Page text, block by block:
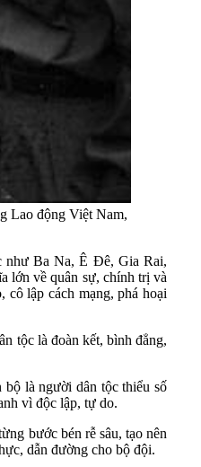
Lao động Việt Nam,
như Ba Na, Ê Đê, Gia Rai,
lớn về quân sự, chính trị và
lập cách mạng, phá hoại
tộc là đoàn kết, bình đẳng,
bộ là người dân tộc thiểu số
vì độc lập, tự do.
bước bén rễ sâu, tạo nên
dẫn đường cho bộ đội.